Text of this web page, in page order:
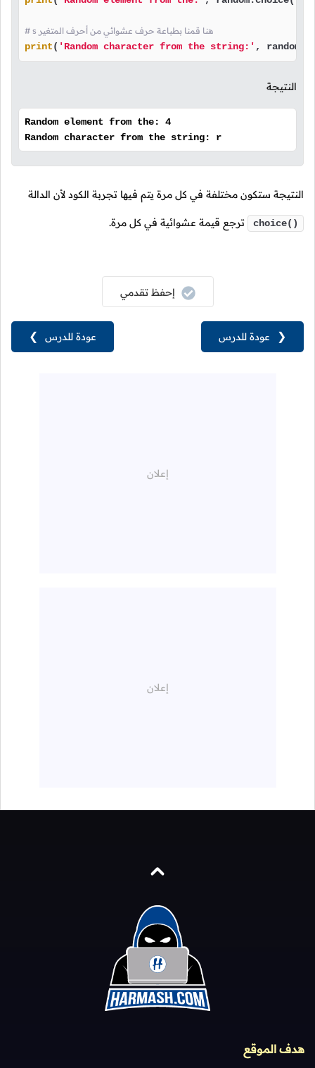
# s هنا قمنا بطباعة حرف عشوائي من أحرف المتغير
print( 'Random character from the string:' ,
النتيجة
Random element from the: 4
Random character from the string: r
النتيجة ستكون مختلفة في كل مرة يتم فيها تجربة الكود لأن الدالة
choice() ترجع قيمة عشوائية في كل مرة.
عودة للدرس ❯
إحفظ تقدمي
❮ عودة للدرس
هدف الموقع